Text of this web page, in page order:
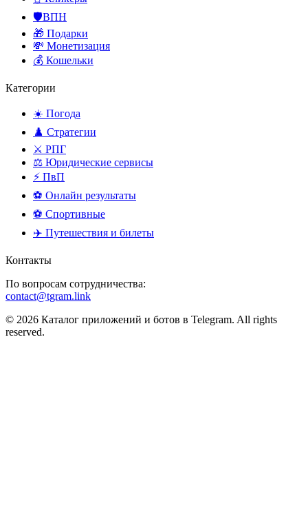
🛡️ВПН
🎁 Подарки
💸 Монетизация
💰 Кошельки
Категории
☀️ Погода
♟️ Стратегии
⚔️ РПГ
⚖️ Юридические сервисы
⚡ ПвП
⚽ Онлайн результаты
⚽ Спортивные
✈️ Путешествия и билеты
Контакты
По вопросам сотрудничества:
contact@tgram.link
© 2026 Каталог приложений и ботов в Telegram. All rights
reserved.